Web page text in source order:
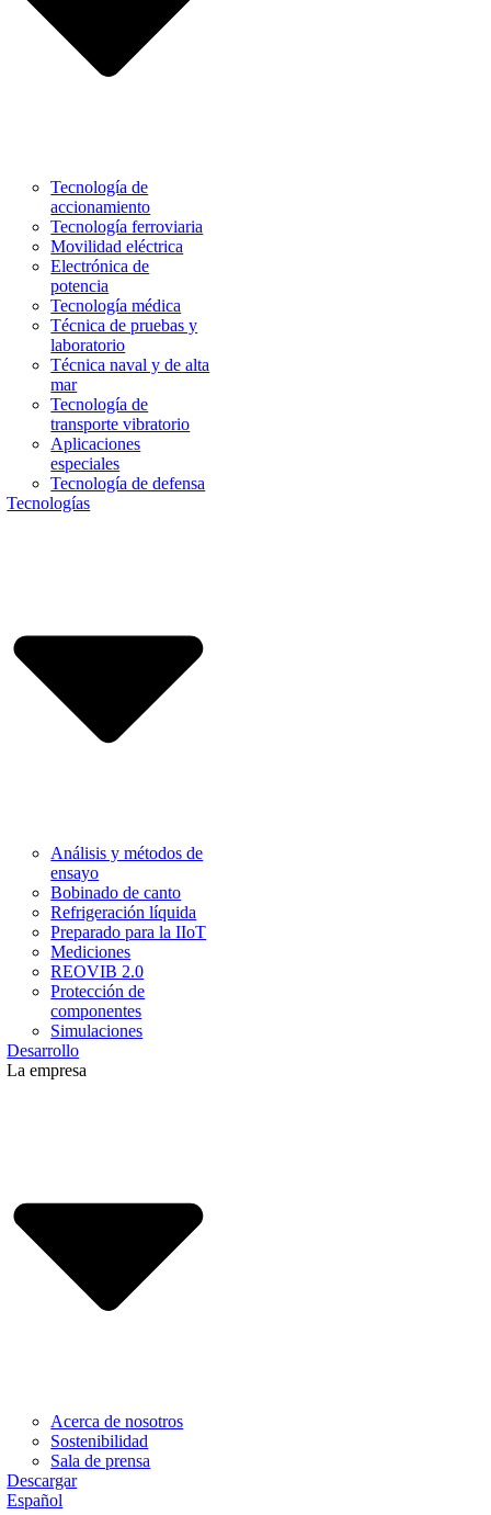
Tecnología de
accionamiento
Tecnología ferroviaria
Movilidad eléctrica
Electrónica de
potencia
Tecnología médica
Técnica de pruebas y
laboratorio
Técnica naval y de alta
mar
Tecnología de
transporte vibratorio
Aplicaciones
especiales
Tecnología de defensa
Tecnologías
Análisis y métodos de
ensayo
Bobinado de canto
Refrigeración líquida
Preparado para la IIoT
Mediciones
REOVIB 2.0
Protección de
componentes
Simulaciones
Desarrollo
La empresa
Acerca de nosotros
Sostenibilidad
Sala de prensa
Descargar
Español